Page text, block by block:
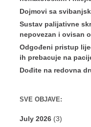
Dojmovi sa
Sustav palijativne
nepovezan i ovisan
Odgođeni pristup
ih prebacuje na
Dođite na redovna
SVE OBJAVE:
July 2026 (3)